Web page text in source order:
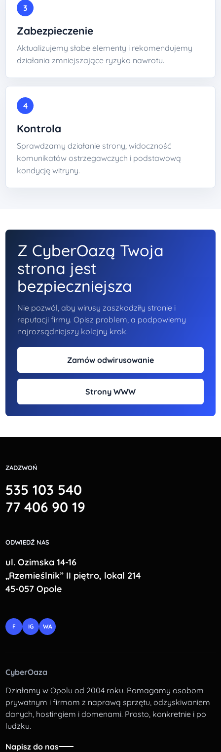
3
Zabezpieczenie
Aktualizujemy słabe elementy i rekomendujemy
działania zmniejszające ryzyko nawrotu.
4
Kontrola
Sprawdzamy działanie strony, widoczność
komunikatów ostrzegawczych i podstawową
kondycję witryny.
Z CyberOazą Twoja
strona jest
bezpieczniejsza
Nie pozwól, aby wirusy zaszkodziły stronie i
reputacji firmy. Opisz problem, a podpowiemy
najrozsądniejszy kolejny krok.
Zamów odwirusowanie
Strony WWW
ZADZWOŃ
535 103 540
77 406 90 19
ODWIEDŹ NAS
ul. Ozimska 14-16
„Rzemieślnik” II piętro, lokal 214
45-057 Opole
F IG WA
CyberOaza
Działamy w Opolu od 2004 roku. Pomagamy osobom
prywatnym i firmom z naprawą sprzętu, odzyskiwaniem
danych, hostingiem i domenami. Prosto, konkretnie i po
ludzku.
Napisz do nas